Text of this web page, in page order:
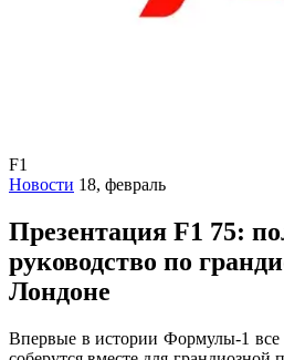
F1
Новости 18, февраль
Презентация F1 75:
руководство по
Лондоне
Впервые в истории Формулы-1 все